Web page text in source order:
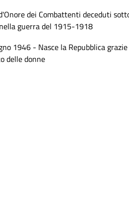
dei Combattenti deceduti
guerra del 1915-1918
1946 - Nasce la Repubblica
delle donne